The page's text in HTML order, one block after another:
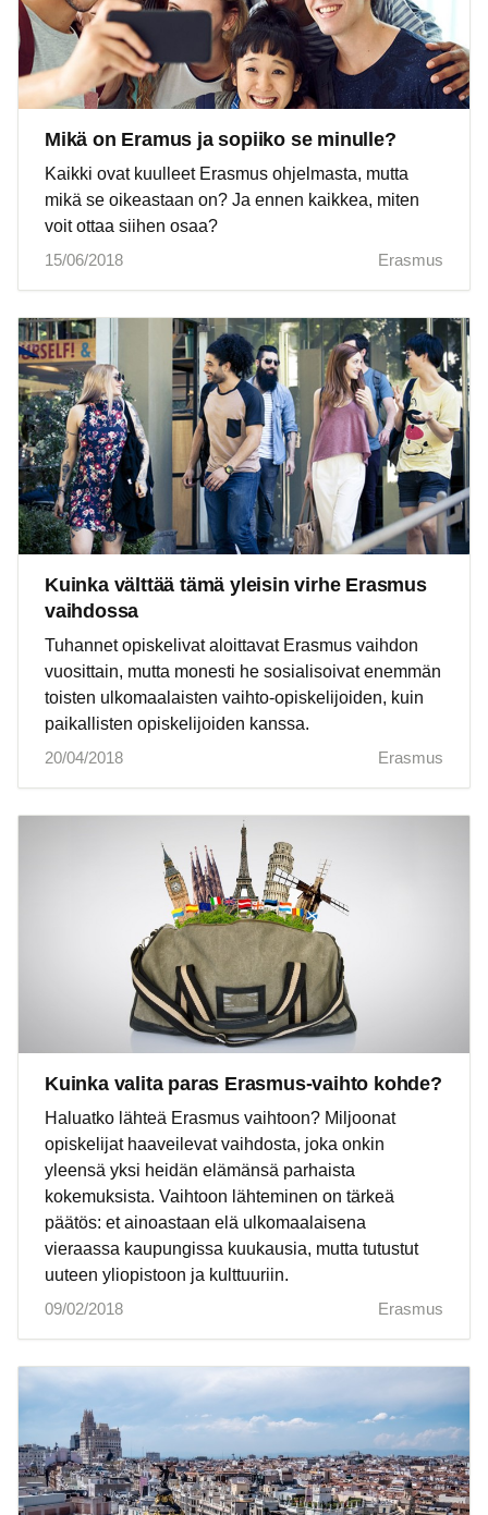
Mikä on Eramus ja sopiiko se minulle?
Kaikki ovat kuulleet Erasmus ohjelmasta, mutta
mikä se oikeastaan on? Ja ennen kaikkea, miten
voit ottaa siihen osaa?
15/06/2018
Erasmus
Kuinka välttää tämä yleisin virhe Erasmus
vaihdossa
Tuhannet opiskelivat aloittavat Erasmus vaihdon
vuosittain, mutta monesti he sosialisoivat enemmän
toisten ulkomaalaisten vaihto-opiskelijoiden, kuin
paikallisten opiskelijoiden kanssa.
20/04/2018
Erasmus
Kuinka valita paras Erasmus-vaihto kohde?
Haluatko lähteä Erasmus vaihtoon? Miljoonat
opiskelijat haaveilevat vaihdosta, joka onkin
yleensä yksi heidän elämänsä parhaista
kokemuksista. Vaihtoon lähteminen on tärkeä
päätös: et ainoastaan elä ulkomaalaisena
vieraassa kaupungissa kuukausia, mutta tutustut
uuteen yliopistoon ja kulttuuriin.
09/02/2018
Erasmus